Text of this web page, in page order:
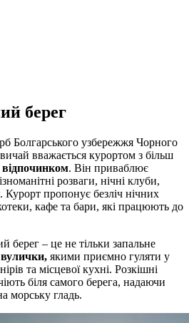
берег
Болгарського узбережжя Чорного
вважається курортом з більш
. Він приваблює
розваги, нічні клуби,
пропонує безліч нічних
кафе та бари, які працюють до
берег – це не тільки запальне
якими приємно гуляти у
та місцевої кухні. Розкішні
біля самого берега, надаючи
морську гладь.